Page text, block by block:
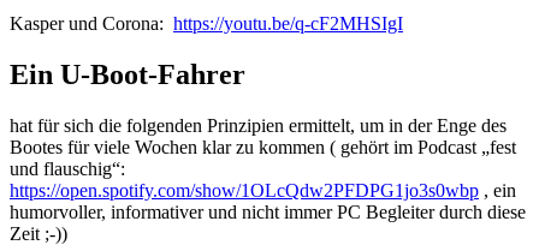
Kasper und Corona: https://youtu.be/q-cF2MHSIgI
Ein U-Boot-Fahrer
hat für sich die folgenden Prinzipien ermittelt, um in der Enge des
Bootes für viele Wochen klar zu kommen ( gehört im Podcast „fest
und flauschig“:
https://open.spotify.com/show/1OLcQdw2PFDPG1jo3s0wbp , ein
humorvoller, informativer und nicht immer PC Begleiter durch diese
Zeit ;-))